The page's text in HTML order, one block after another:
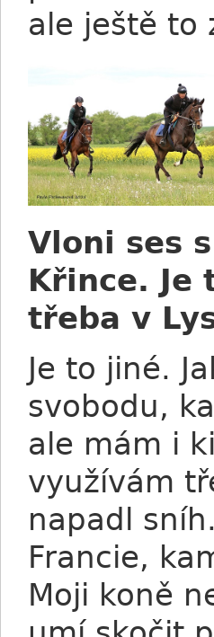
ale ještě to
Vloni ses
Křince. Je
třeba v
Je to jiné.
svobodu,
ale mám i
využívám
napadl
Francie,
Moji koně